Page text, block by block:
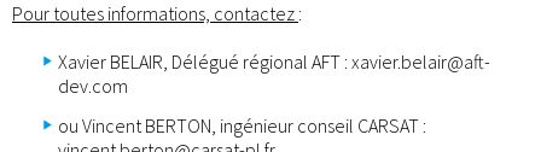
Pour toutes informations, contactez :
Xavier BELAIR, Délégué régional AFT : xavier.belair@aft-
dev.com
ou Vincent BERTON, ingénieur conseil CARSAT :